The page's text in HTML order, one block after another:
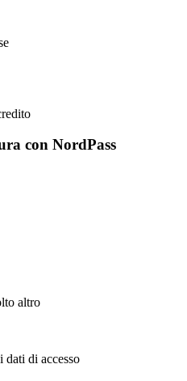
con NordPass
altro
dati di accesso